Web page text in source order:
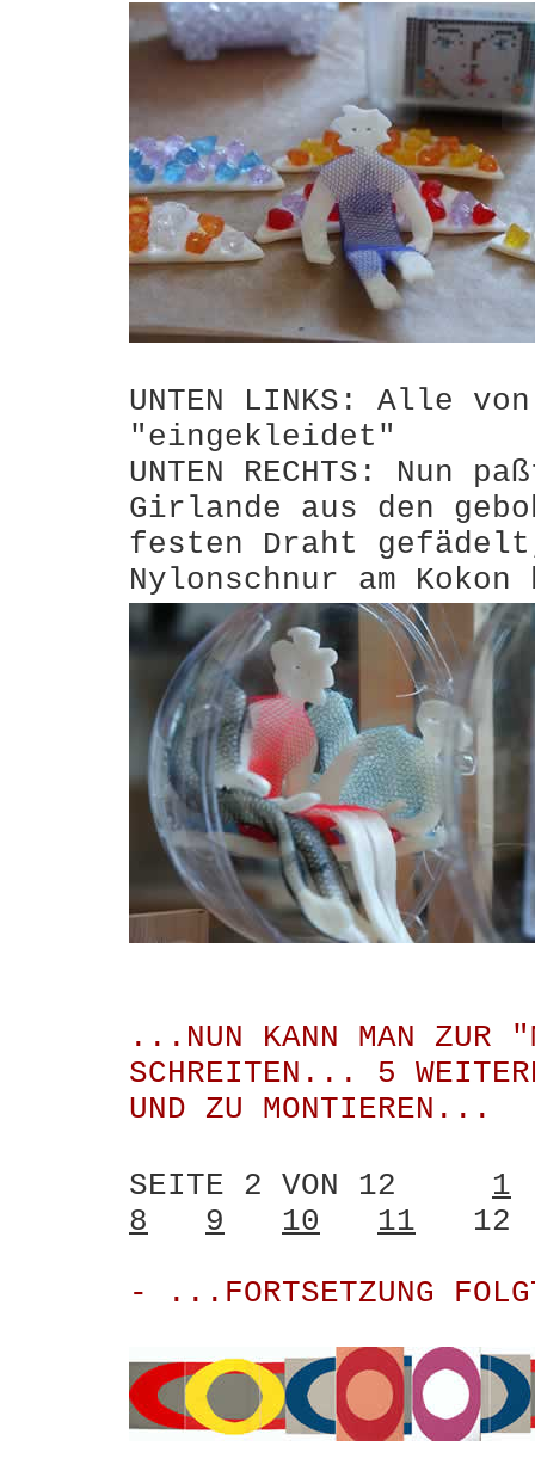
UNTEN LINKS: Alle
"eingekleidet"
UNTEN RECHTS: Nun
Girlande aus den
festen Draht
Nylonschnur am
...NUN KANN MAN ZUR
SCHREITEN... 5
UND ZU MONTIEREN...
SEITE 2 VON 12 1
8
9 10 11 12
- ...FORTSETZUNG